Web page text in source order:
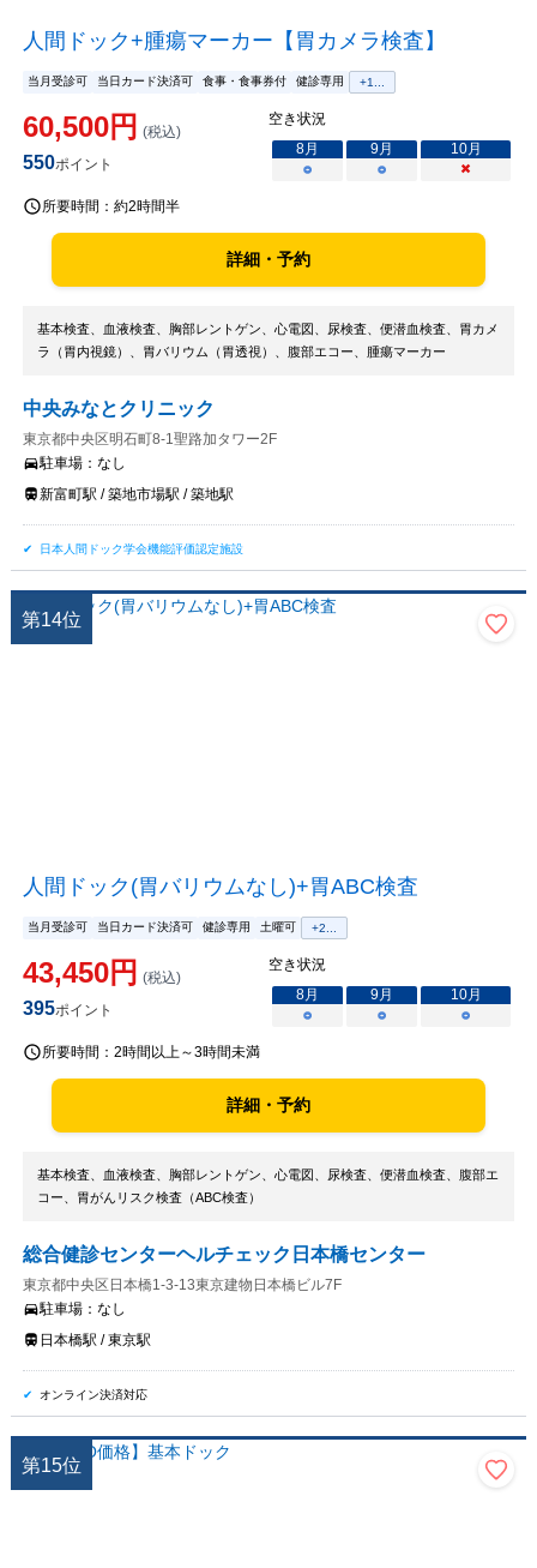
人間ドック+腫瘍マーカー【胃カメラ検査】
当月受診可 当日カード決済可 食事・食事券付 健診専用 +1...
60,500円 (税込)
550ポイント
空き状況
8月 9月 10月
○
○ ×
所要時間： 約2時間半
詳細・予約
基本検査、血液検査、胸部レントゲン、心電図、尿検査、便潜血検査、胃カメ
ラ（胃内視鏡）、胃バリウム（胃透視）、腹部エコー、腫瘍マーカー
中央みなとクリニック
東京都中央区明石町8-1聖路加タワー2F
駐車場： なし
新富町駅 / 築地市場駅 / 築地駅
日本人間ドック学会機能評価認定施設
第14位
人間ドック(胃バリウムなし)+胃ABC検査
当月受診可 当日カード決済可 健診専用 土曜可 +2...
43,450円 (税込)
395ポイント
空き状況
8月 9月 10月
○
○ ○
所要時間： 2時間以上～3時間未満
詳細・予約
基本検査、血液検査、胸部レントゲン、心電図、尿検査、便潜血検査、腹部エ
コー、胃がんリスク検査（ABC検査）
総合健診センターヘルチェック日本橋センター
東京都中央区日本橋1-3-13東京建物日本橋ビル7F
駐車場： なし
日本橋駅 / 東京駅
オンライン決済対応
第15位